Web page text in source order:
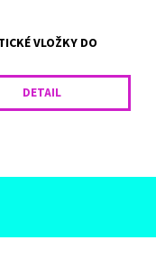
VLOŽKY DO
DETAIL